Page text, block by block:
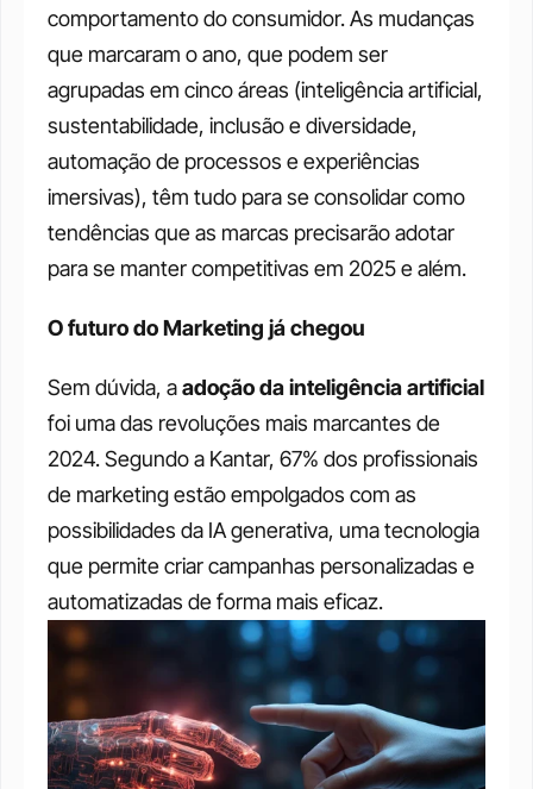
comportamento do consumidor. As mudanças
que marcaram o ano, que podem ser
agrupadas em cinco áreas (inteligência artificial,
sustentabilidade, inclusão e diversidade,
automação de processos e experiências
imersivas), têm tudo para se consolidar como
tendências que as marcas precisarão adotar
para se manter competitivas em 2025 e além.
O futuro do Marketing já chegou
Sem dúvida, a
foi uma das revoluções mais marcantes de
2024. Segundo a Kantar, 67% dos profissionais
de marketing estão empolgados com as
possibilidades da IA generativa, uma tecnologia
que permite criar campanhas personalizadas e
automatizadas de forma mais eficaz.